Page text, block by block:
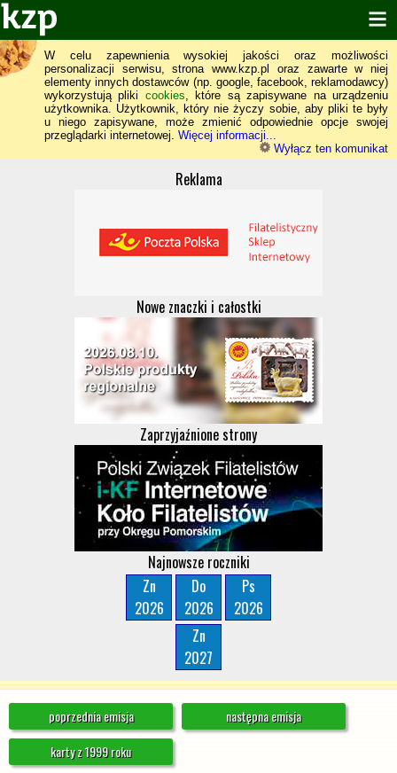
W celu zapewnienia wysokiej jakości oraz możliwości
personalizacji serwisu, strona www.kzp.pl oraz zawarte w niej
elementy innych dostawców (np. google, facebook, reklamodawcy)
wykorzystują pliki cookies, które są zapisywane na urządzeniu
użytkownika. Użytkownik, który nie życzy sobie, aby pliki te były
u niego zapisywane, może zmienić odpowiednie opcje swojej
przeglądarki internetowej. Więcej informacji...
Wyłącz ten komunikat
Reklama
Nowe znaczki i całostki
Zaprzyjaźnione strony
Najnowsze roczniki
Zn
2026
Do
2026
Ps
2026
Zn
2027
poprzednia emisja
następna emisja
karty z 1999 roku